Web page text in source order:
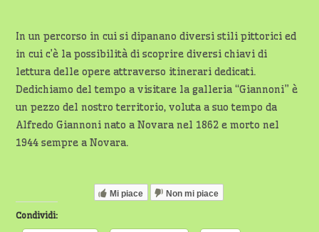
In un percorso in cui si dipanano diversi stili pittorici ed
in cui c’è la possibilità di scoprire diversi chiavi di
lettura delle opere attraverso itinerari dedicati.
Dedichiamo del tempo a visitare la galleria “Giannoni” è
un pezzo del nostro territorio, voluta a suo tempo da
Alfredo Giannoni nato a Novara nel 1862 e morto nel
1944 sempre a Novara.
Mi piace Non mi piace
Condividi: